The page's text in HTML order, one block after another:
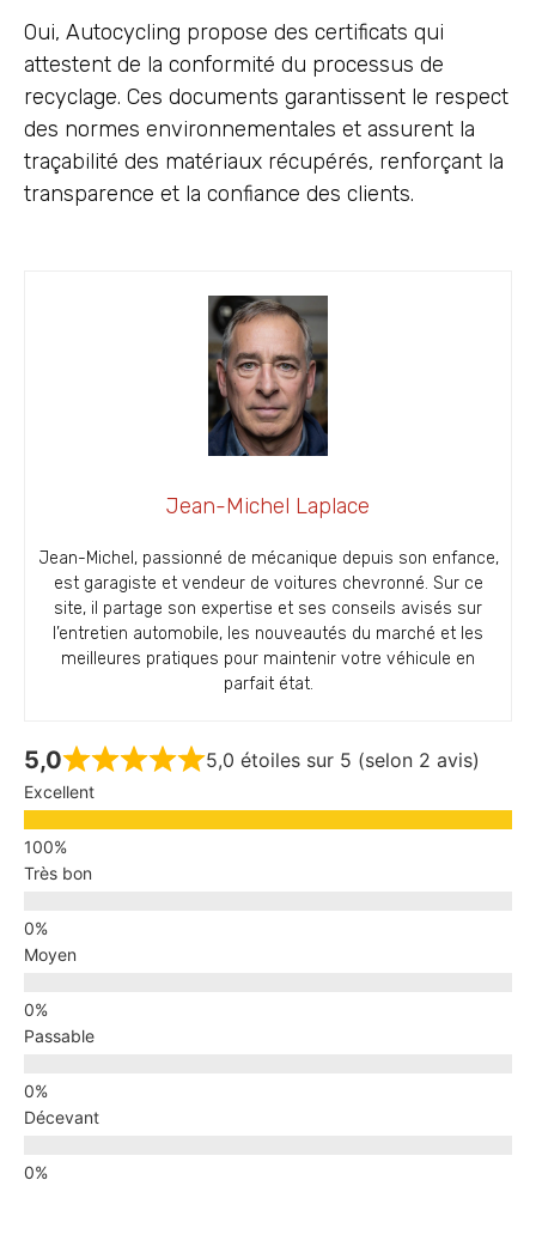
Oui, Autocycling propose des certificats qui
attestent de la conformité du processus de
recyclage. Ces documents garantissent le respect
des normes environnementales et assurent la
traçabilité des matériaux récupérés, renforçant la
transparence et la confiance des clients.
Jean-Michel Laplace
Jean-Michel, passionné de mécanique depuis son enfance,
est garagiste et vendeur de voitures chevronné. Sur ce
site, il partage son expertise et ses conseils avisés sur
l’entretien automobile, les nouveautés du marché et les
meilleures pratiques pour maintenir votre véhicule en
parfait état.
5,0 5,0 étoiles sur 5 (selon 2 avis)
Excellent
Très bon
Moyen
Passable
Décevant